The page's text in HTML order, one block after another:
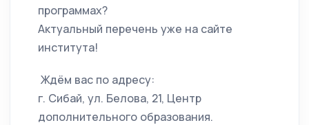
программах?
Актуальный перечень уже на сайте
института!
Ждём вас по адресу:
г. Сибай, ул. Белова, 21, Центр
дополнительного образования.